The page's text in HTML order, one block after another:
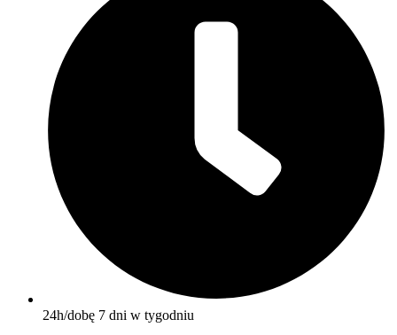
24h/dobę 7 dni w tygodniu